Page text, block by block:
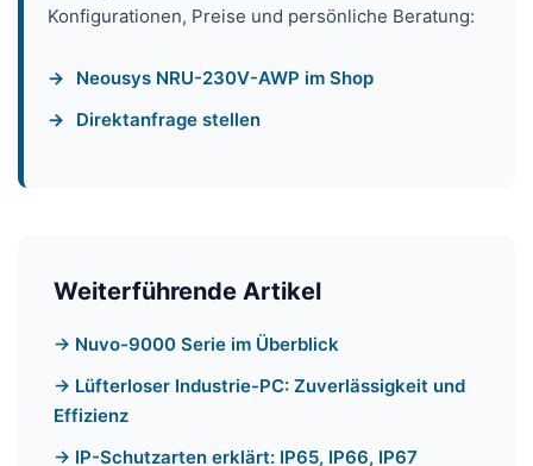
Konfigurationen, Preise und persönliche Beratung:
Neousys NRU-230V-AWP im Shop
Direktanfrage stellen
Weiterführende Artikel
Nuvo-9000 Serie im Überblick
Lüfterloser Industrie-PC: Zuverlässigkeit und
Effizienz
IP-Schutzarten erklärt: IP65, IP66, IP67